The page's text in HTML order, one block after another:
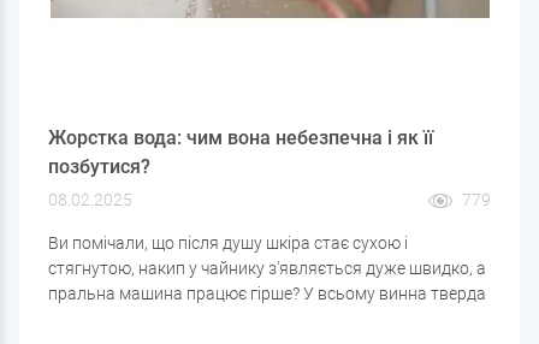
Жорстка вода: чим вона небезпечна і як її
позбутися?
08.02.2025 779
Ви помічали, що після душу шкіра стає сухою і
стягнутою, накип у чайнику з'являється дуже швидко, а
пральна машина працює гірше? У всьому винна тверда